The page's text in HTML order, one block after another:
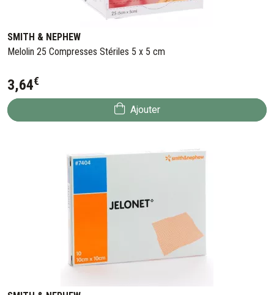
SMITH & NEPHEW
Melolin 25 Compresses Stériles 5 x 5 cm
3,64€
Ajouter